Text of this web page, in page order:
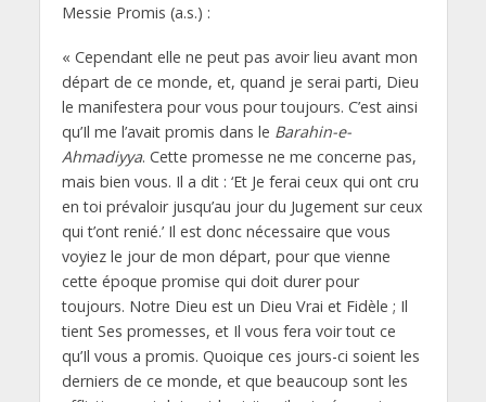
Messie Promis (a.s.) :
« Cependant elle ne peut pas avoir lieu avant mon
départ de ce monde, et, quand je serai parti, Dieu
le manifestera pour vous pour toujours. C’est ainsi
qu’Il me l’avait promis dans le Barahin-e-
Ahmadiyya. Cette promesse ne me concerne pas,
mais bien vous. Il a dit : ‘Et Je ferai ceux qui ont cru
en toi prévaloir jusqu’au jour du Jugement sur ceux
qui t’ont renié.’ Il est donc nécessaire que vous
voyiez le jour de mon départ, pour que vienne
cette époque promise qui doit durer pour
toujours. Notre Dieu est un Dieu Vrai et Fidèle ; Il
tient Ses promesses, et Il vous fera voir tout ce
qu’Il vous a promis. Quoique ces jours-ci soient les
derniers de ce monde, et que beaucoup sont les